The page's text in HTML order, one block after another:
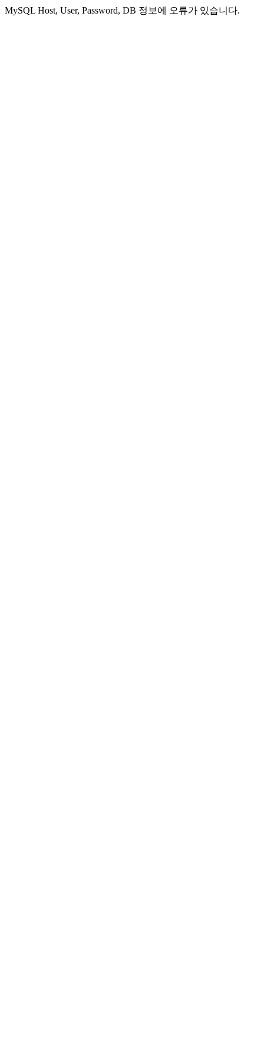
MySQL Host, User, Password, DB 정보에 오류가 있습니다.